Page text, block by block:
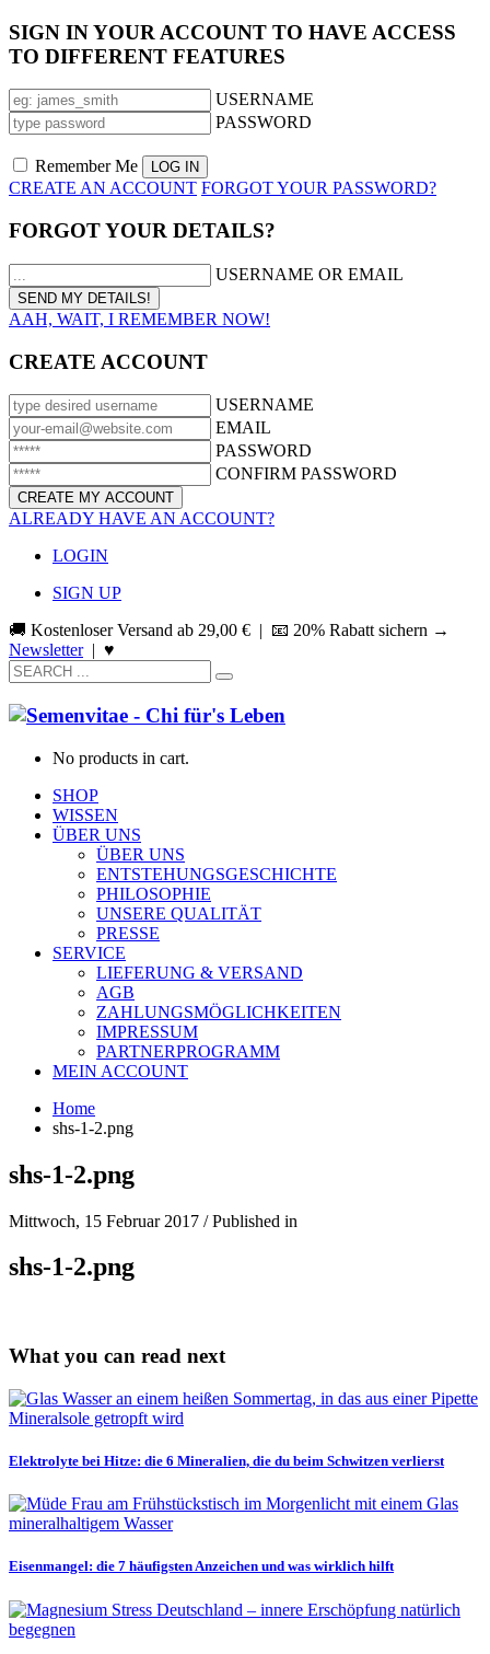
SIGN IN YOUR ACCOUNT TO HAVE ACCESS
TO DIFFERENT FEATURES
USERNAME
PASSWORD
Remember Me
CREATE AN ACCOUNT FORGOT YOUR PASSWORD?
FORGOT YOUR DETAILS?
USERNAME OR EMAIL
AAH, WAIT, I REMEMBER NOW!
CREATE ACCOUNT
USERNAME
EMAIL
PASSWORD
CONFIRM PASSWORD
ALREADY HAVE AN ACCOUNT?
LOGIN
SIGN UP
🚚 Kostenloser Versand ab 29,00 € | 📧 20% Rabatt sichern →
Newsletter| ♥
No products in cart.
SHOP
WISSEN
ÜBER UNS
ÜBER UNS
ENTSTEHUNGSGESCHICHTE
PHILOSOPHIE
UNSERE QUALITÄT
PRESSE
SERVICE
LIEFERUNG & VERSAND
AGB
ZAHLUNGSMÖGLICHKEITEN
IMPRESSUM
PARTNERPROGRAMM
MEIN ACCOUNT
Home
shs-1-2.png
shs-1-2.png
Mittwoch, 15 Februar 2017 /Published in
shs-1-2.png
What you can read next
Elektrolyte bei Hitze: die 6 Mineralien, die du beim Schwitzen verlierst
Eisenmangel: die 7 häufigsten Anzeichen und was wirklich hilft